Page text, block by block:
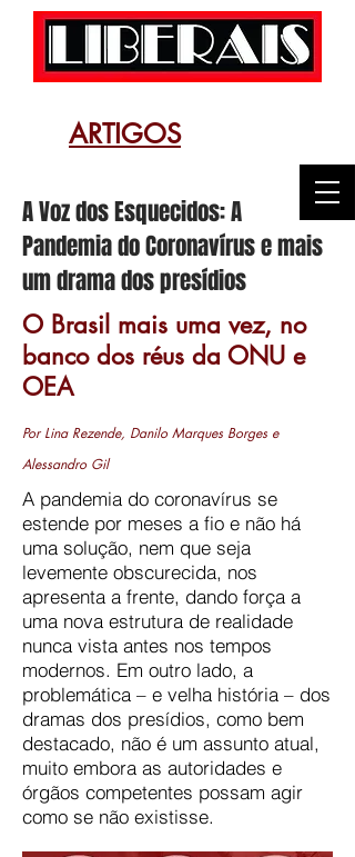
ARTIGOS
A Voz dos Esquecidos: A
Pandemia do Coronavírus e mais
um drama dos presídios
O Brasil mais uma vez, no
banco dos réus da ONU e
OEA
Por Lina Rezende, Danilo Marques Borges e
Alessandro Gil
A pandemia do coronavírus se
estende por meses a fio e não há
uma solução, nem que seja
levemente obscurecida, nos
apresenta a frente, dando força a
uma nova estrutura de realidade
nunca vista antes nos tempos
modernos. Em outro lado, a
problemática – e velha história – dos
dramas dos presídios, como bem
destacado, não é um assunto atual,
muito embora as autoridades e
órgãos competentes possam agir
como se não existisse.